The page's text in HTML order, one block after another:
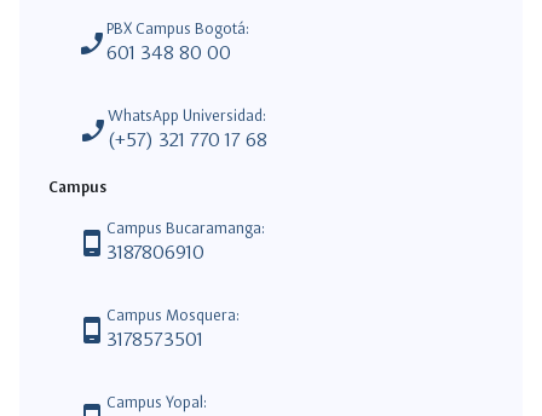
phone_enabled PBX Campus Bogotá:
601 348 80 00
phone_enabled WhatsApp Universidad:
(+57) 321 770 17 68
Campus
phone_android Campus Bucaramanga:
3187806910
phone_android Campus Mosquera:
3178573501
Campus Yopal: